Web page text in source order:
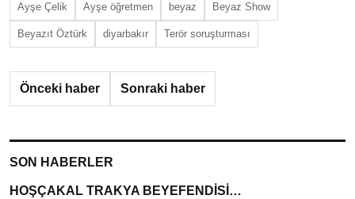
Ayşe Çelik Ayşe öğretmen beyaz Beyaz Show
Beyazıt Öztürk diyarbakır Terör soruşturması
Önceki haber Sonraki haber
SON HABERLER
HOŞÇAKAL TRAKYA BEYEFENDİSİ…